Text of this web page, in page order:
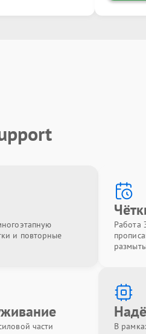
и повторные
Работа
части
В